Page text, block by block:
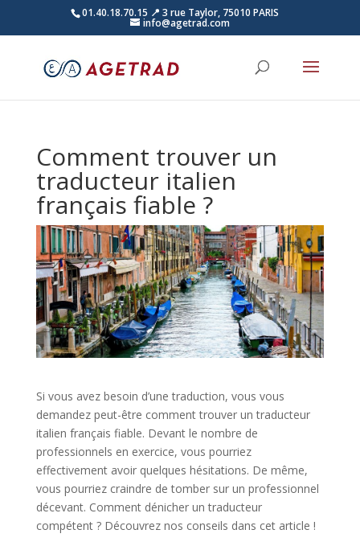
01.40.18.70.15 📍 3 rue Taylor, 75010 PARIS
info@agetrad.com
Comment trouver un
traducteur italien
français fiable ?
Si vous avez besoin d’une traduction, vous vous
demandez peut-être comment trouver un traducteur
italien français fiable. Devant le nombre de
professionnels en exercice, vous pourriez
effectivement avoir quelques hésitations. De même,
vous pourriez craindre de tomber sur un professionnel
décevant. Comment dénicher un traducteur
compétent ? Découvrez nos conseils dans cet article !